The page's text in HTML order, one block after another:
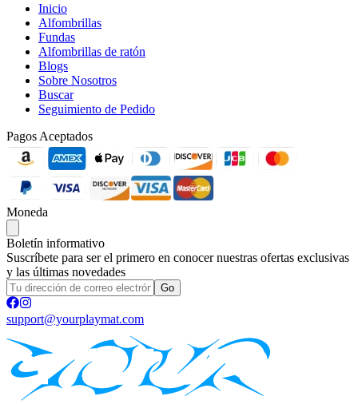
Inicio
Alfombrillas
Fundas
Alfombrillas de ratón
Blogs
Sobre Nosotros
Buscar
Seguimiento de Pedido
Pagos Aceptados
Moneda
Boletín informativo
Suscríbete para ser el primero en conocer nuestras ofertas exclusivas
y las últimas novedades
Go
support@yourplaymat.com